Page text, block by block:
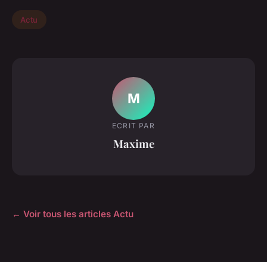
Actu
M
ECRIT PAR
Maxime
← Voir tous les articles Actu